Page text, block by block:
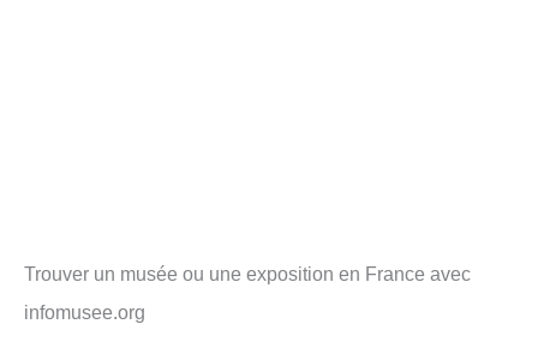
Trouver un musée ou une exposition en France avec
infomusee.org